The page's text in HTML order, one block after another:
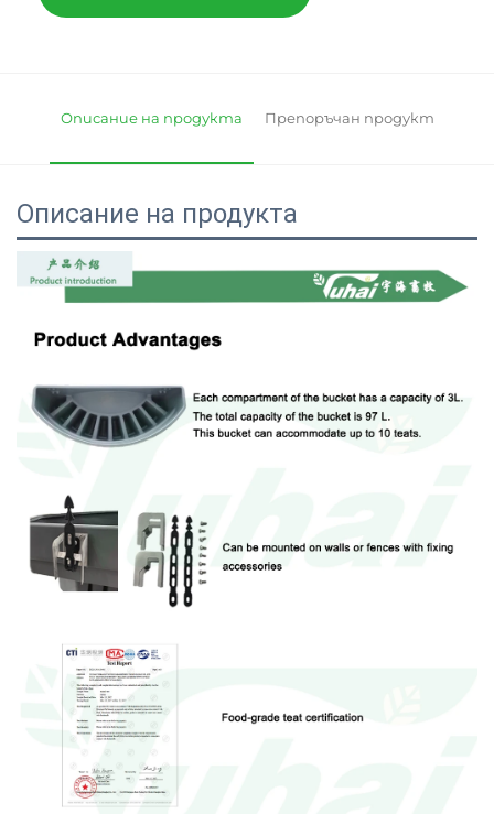
Описание на продукта Препоръчан продукт
Описание на продукта